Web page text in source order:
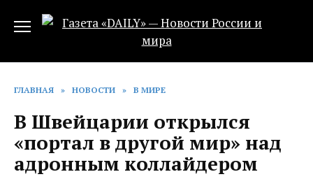
ГЛАВНАЯ » НОВОСТИ » В МИРЕ
В Швейцарии открылся
«портал в другой мир» над
адронным коллайдером